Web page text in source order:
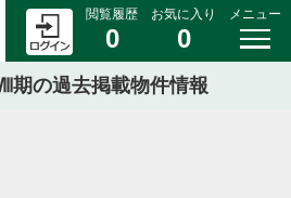
閲覧履歴
0
お気に入り
0
メニュー
期の過去掲載物件情報